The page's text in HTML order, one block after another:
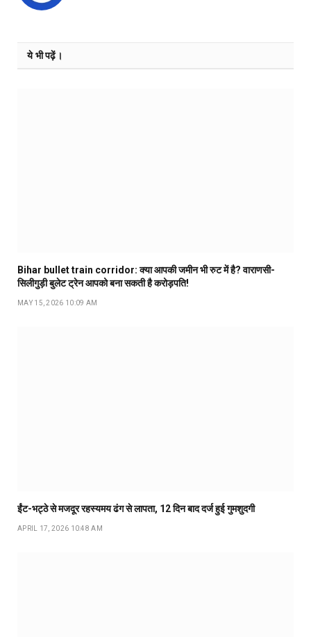
ये भी पढ़ें।
Bihar bullet train corridor: क्या आपकी जमीन भी रुट में है? वाराणसी-
सिलीगुड़ी बुलेट ट्रेन आपको बना सकती है करोड़पति!
MAY 15, 2026 10:09 AM
ईंट-भट्ठे से मजदूर रहस्यमय ढंग से लापता, 12 दिन बाद दर्ज हुई गुमशुदगी
APRIL 17, 2026 10:48 AM